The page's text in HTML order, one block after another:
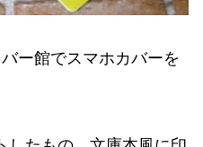
ー館でスマホカバーを